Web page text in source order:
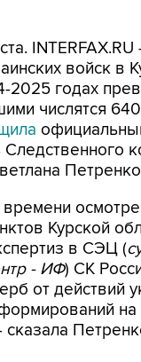
войск в
2025 годах
числятся
Следственного
Курской
в СЭЦ (
- ИФ) СК
от действий
на
сказала